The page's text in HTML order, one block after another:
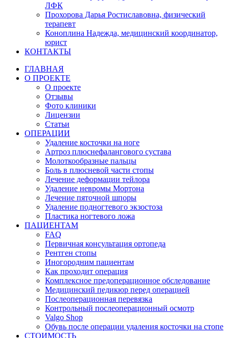
ЛФК
Прохорова Дарья Ростиславовна, физический
терапевт
Коноплина Надежда, медицинский координатор,
юрист
КОНТАКТЫ
ГЛАВНАЯ
О ПРОЕКТЕ
О проекте
Отзывы
Фото клиники
Лицензии
Статьи
ОПЕРАЦИИ
Удаление косточки на ноге
Артроз плюснефалангового сустава
Молоткообразные пальцы
Боль в плюсневой части стопы
Лечение деформации тейлора
Удаление невромы Мортона
Лечение пяточной шпоры
Удаление подногтевого экзостоза
Пластика ногтевого ложа
ПАЦИЕНТАМ
FAQ
Первичная консультация ортопеда
Рентген стопы
Иногородним пациентам
Как проходит операция
Комплексное предоперационное обследование
Медицинский педикюр перед операцией
Послеоперационная перевязка
Контрольный послеоперационный осмотр
Valgo Shop
Обувь после операции удаления косточки на стопе
СТОИМОСТЬ